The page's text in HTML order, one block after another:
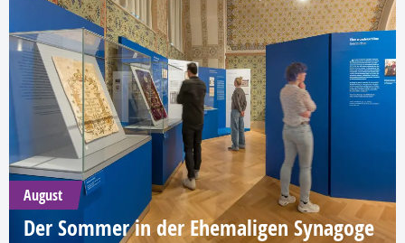
August
Der Sommer in der Ehemaligen Synagoge